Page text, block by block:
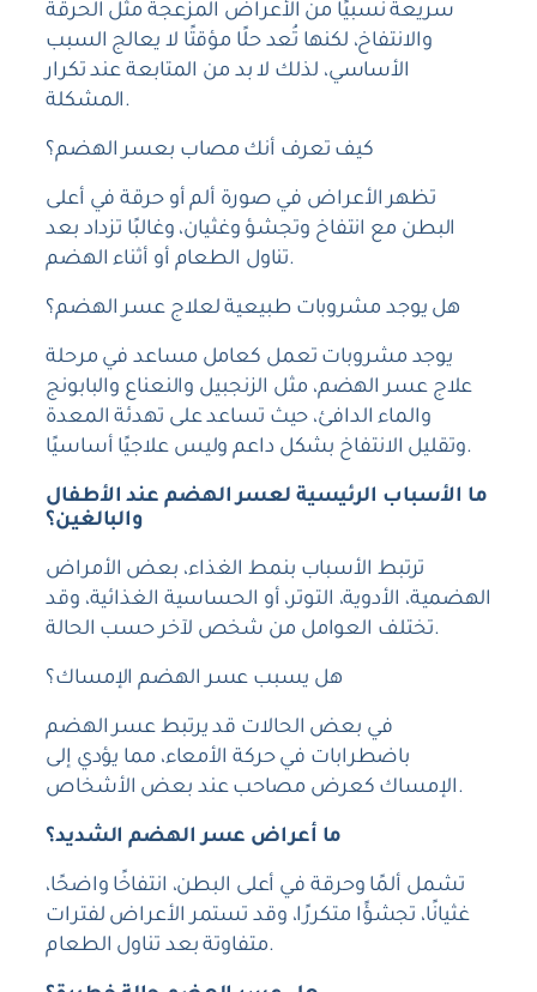
سريعة نسبيًا من الأعراض المزعجة مثل الحرقة
والانتفاخ، لكنها تُعد حلًا مؤقتًا لا يعالج السبب
الأساسي، لذلك لا بد من المتابعة عند تكرار
المشكلة.
كيف تعرف أنك مصاب بعسر الهضم؟
تظهر الأعراض في صورة ألم أو حرقة في أعلى
البطن مع انتفاخ وتجشؤ وغثيان، وغالبًا تزداد بعد
تناول الطعام أو أثناء الهضم.
هل يوجد مشروبات طبيعية لعلاج عسر الهضم؟
يوجد مشروبات تعمل كعامل مساعد في مرحلة
علاج عسر الهضم، مثل الزنجبيل والنعناع والبابونج
والماء الدافئ، حيث تساعد على تهدئة المعدة
وتقليل الانتفاخ بشكل داعم وليس علاجيًا أساسيًا.
ما الأسباب الرئيسية لعسر الهضم عند الأطفال
والبالغين؟
ترتبط الأسباب بنمط الغذاء، بعض الأمراض
الهضمية، الأدوية، التوتر، أو الحساسية الغذائية، وقد
تختلف العوامل من شخص لآخر حسب الحالة.
هل يسبب عسر الهضم الإمساك؟
في بعض الحالات قد يرتبط عسر الهضم
باضطرابات في حركة الأمعاء، مما يؤدي إلى
الإمساك كعرض مصاحب عند بعض الأشخاص.
ما أعراض عسر الهضم الشديد؟
تشمل ألمًا وحرقة في أعلى البطن، انتفاخًا واضحًا،
غثيانًا، تجشؤًا متكررًا، وقد تستمر الأعراض لفترات
متفاوتة بعد تناول الطعام.